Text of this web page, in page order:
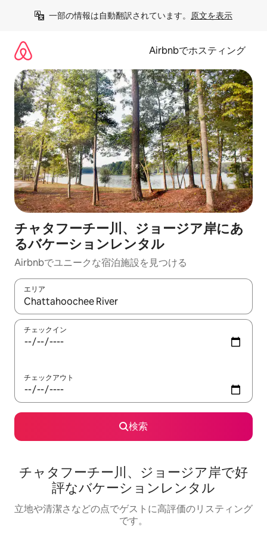
一部の情報は自動翻訳されています。 原文を表示
Airbnbでホスティング
チャタフーチー川、ジョージア岸にあ
るバケーションレンタル
Airbnbでユニークな宿泊施設を見つける
エリア
検索結果が表示されたら、上下の矢印キーを使って移動するか
チェックイン
チェックアウト
検索
チャタフーチー川、ジョージア岸で好
評なバケーションレンタル
立地や清潔さなどの点でゲストに高評価のリスティング
です。